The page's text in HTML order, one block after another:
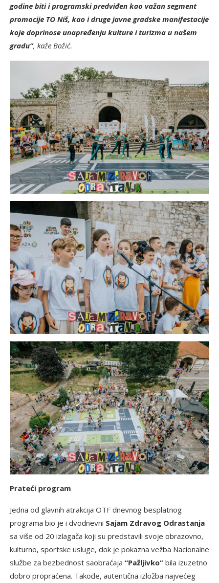
godine biti i programski predviđen kao važan segment
promocije TO Niš, kao i druge javne gradske manifestacije
koje doprinose unapređenju kulture i turizma u našem
gradu”, kaže Božić.
Prateći program
Jedna od glavnih atrakcija OTF dnevnog besplatnog
programa bio je i dvodnevni Sajam Zdravog Odrastanja
sa više od 20 izlagača koji su predstavili svoje obrazovno,
kulturno, sportske usluge, dok je pokazna vežba Nacionalne
službe za bezbednost saobraćaja “Pažljivko” bila izuzetno
dobro propraćena. Takođe, autentična izložba najvećeg